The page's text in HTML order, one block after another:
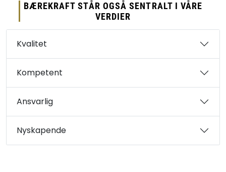
BÆREKRAFT STÅR OGSÅ SENTRALT I VÅRE
VERDIER
Kvalitet
Kompetent
Ansvarlig
Nyskapende